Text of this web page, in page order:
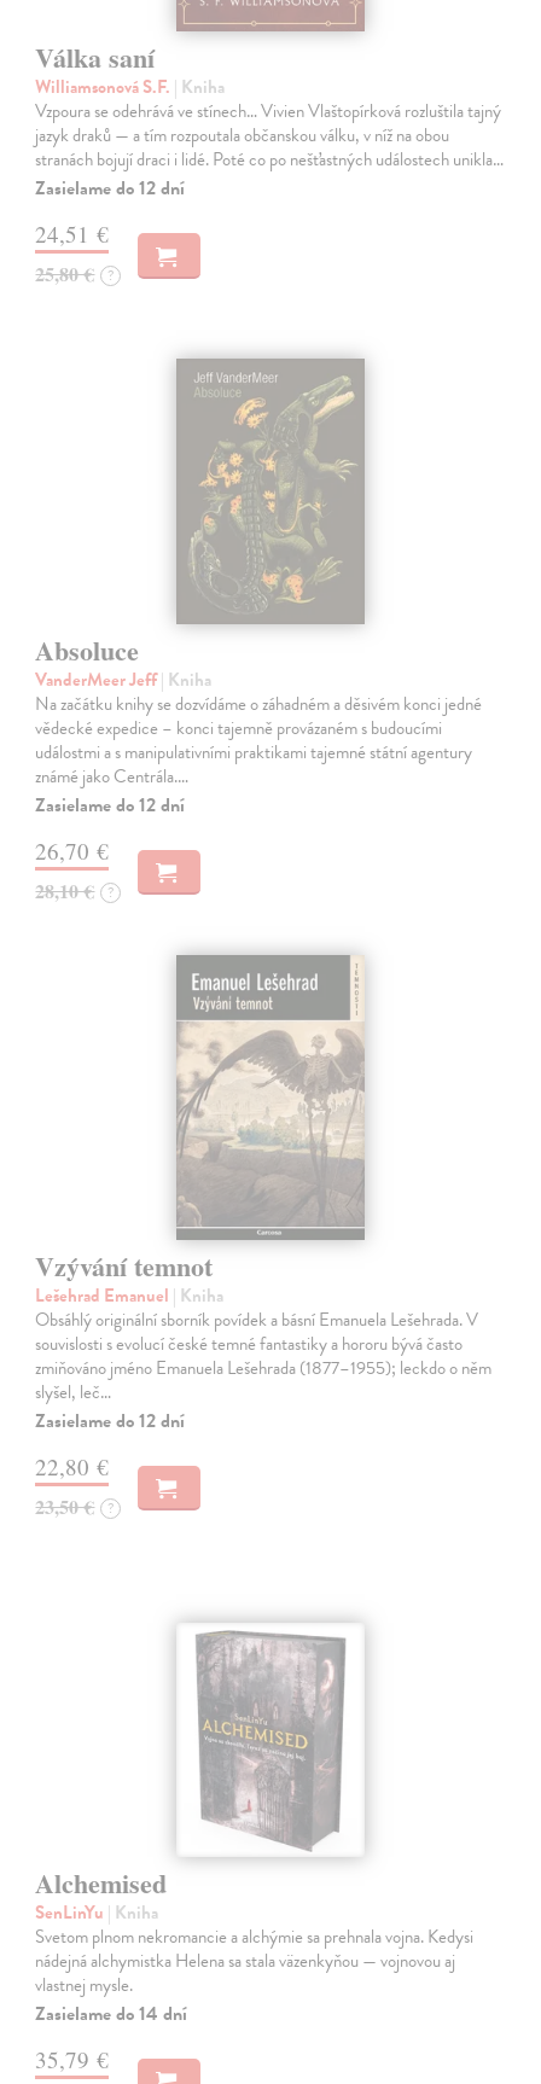
Válka saní
Williamsonová S.F. | Kniha
Vzpoura se odehrává ve stínech… Vivien Vlaštopírková rozluštila tajný
jazyk draků — a tím rozpoutala občanskou válku, v níž na obou
stranách bojují draci i lidé. Poté co po nešťastných událostech unikla…
Zasielame do 12 dní
24,51 €
25,80 € ?
Absoluce
VanderMeer Jeff| Kniha
Na začátku knihy se dozvídáme o záhadném a děsivém konci jedné
vědecké expedice – konci tajemně provázaném s budoucími
událostmi a s manipulativními praktikami tajemné státní agentury
známé jako Centrála.…
Zasielame do 12 dní
26,70 €
28,10 € ?
Vzývání temnot
Lešehrad Emanuel | Kniha
Obsáhlý originální sborník povídek a básní Emanuela Lešehrada. V
souvislosti s evolucí české temné fantastiky a hororu bývá často
zmiňováno jméno Emanuela Lešehrada (1877–1955); leckdo o něm
slyšel, leč…
Zasielame do 12 dní
22,80 €
23,50 € ?
Alchemised
SenLinYu | Kniha
Svetom plnom nekromancie a alchýmie sa prehnala vojna. Kedysi
nádejná alchymistka Helena sa stala väzenkyňou — vojnovou aj
vlastnej mysle.
Zasielame do 14 dní
35,79 €